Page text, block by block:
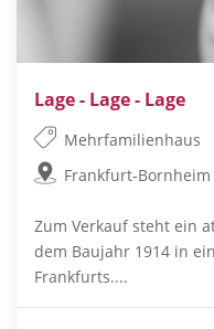
Lage - Lage - Lage
Mehrfamilienhaus
Frankfurt-Bornheim
Zum Verkauf steht ein
dem Baujahr 1914 in
Frankfurts....